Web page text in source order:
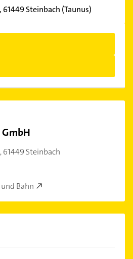
61449Steinbach (Taunus)
61449 Steinbach
Bahn